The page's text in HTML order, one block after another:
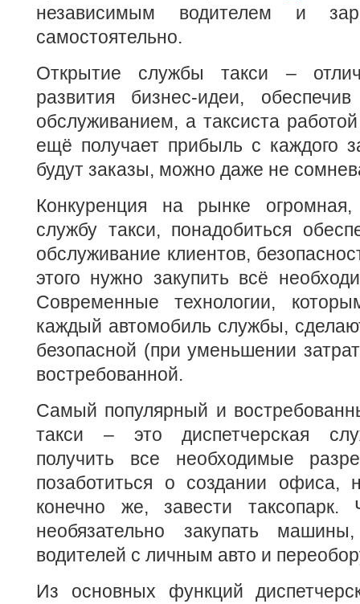
независимым водителем и
самостоятельно.
Открытие службы такси –
развития бизнес-идеи,
обслуживанием, а таксиста
ещё получает прибыль с каждого
будут заказы, можно даже не
Конкуренция на рынке огромная,
службу такси, понадобиться
обслуживание клиентов,
этого нужно закупить всё
Современные технологии,
каждый автомобиль службы,
безопасной (при уменьшении
востребованной.
Самый популярный и
такси – это диспетчерская
получить все необходимые
позаботиться о создании офиса,
конечно же, завести таксопарк.
необязательно закупать
водителей с личным авто и
Из основных функций